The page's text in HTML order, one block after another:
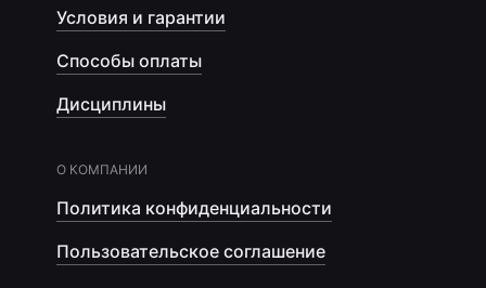
Условия и гарантии
Способы оплаты
Дисциплины
О КОМПАНИИ
Политика конфиденциальности
Пользовательское соглашение